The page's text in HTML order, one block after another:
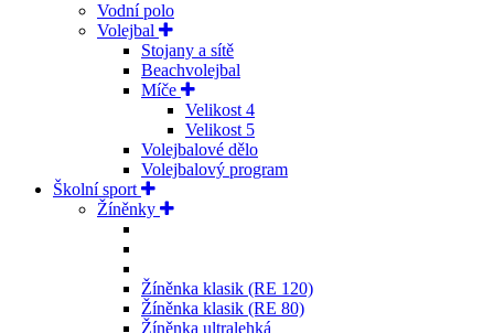
Vodní polo
Volejbal
Stojany a sítě
Beachvolejbal
Míče
Velikost 4
Velikost 5
Volejbalové dělo
Volejbalový program
Školní sport
Žíněnky
Žíněnka klasik (RE 120)
Žíněnka klasik (RE 80)
Žíněnka ultralehká